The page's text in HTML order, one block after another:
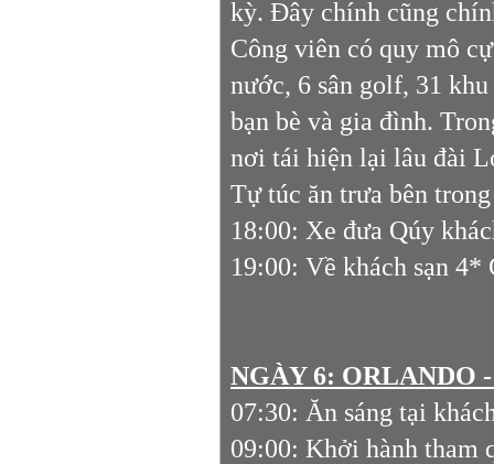
kỳ. Đây chính cũng
Công viên có quy mô
nước, 6 sân golf, 31
bạn bè và gia đình.
nơi tái hiện lại lâu đài
Tự túc ăn trưa bên
18:00: Xe đưa Qúy
19:00: Về khách sạn
NGÀY 6: ORLANDO
07:30: Ăn sáng tại
09:00: Khởi hành tham